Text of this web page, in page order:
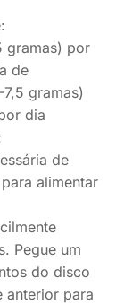
gramas) por
de
gramas)
dia
de
alimentar
Pegue um
do disco
anterior para